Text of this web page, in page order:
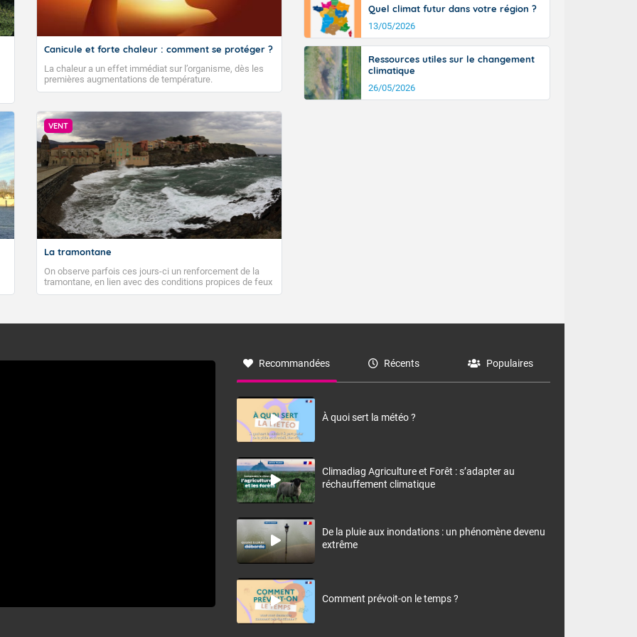
Canicule et forte chaleur : comment se protéger ?
La chaleur a un effet immédiat sur l’organisme, dès les
premières augmentations de température.
VENT
La tramontane
On observe parfois ces jours-ci un renforcement de la
tramontane, en lien avec des conditions propices de feux
de forêt. Mais qu'est-ce que la tramontane ? Quelles sont
à nord-ouest, dans un secteur qui part du Roussillon à la
monts, en allusion aux régions montagneuses d’où
Quel climat futur dans votre région ?
13/05/2026
Ressources utiles sur le changement
climatique
26/05/2026
Recommandées Récents Populaires
À quoi sert la météo ?
Climadiag Agriculture et Forêt : s’adapter au
réchauffement climatique
De la pluie aux inondations : un phénomène devenu
extrême
Comment prévoit-on le temps ?